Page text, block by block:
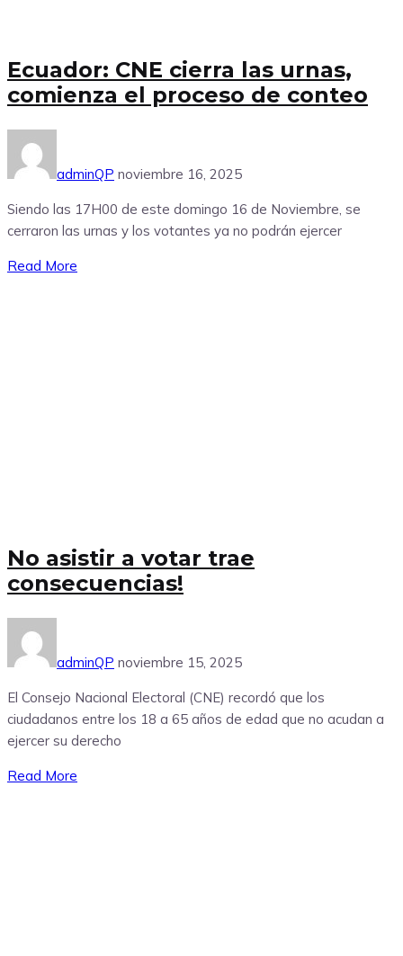
Ecuador: CNE cierra las urnas,
comienza el proceso de conteo
adminQP noviembre 16, 2025
Siendo las 17H00 de este domingo 16 de Noviembre, se
cerraron las urnas y los votantes ya no podrán ejercer
Read More
No asistir a votar trae
consecuencias!
adminQP noviembre 15, 2025
El Consejo Nacional Electoral (CNE) recordó que los
ciudadanos entre los 18 a 65 años de edad que no acudan a
ejercer su derecho
Read More